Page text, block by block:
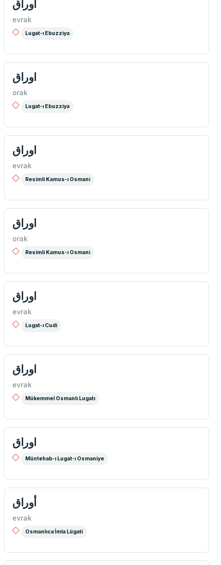
اوراق
evrak
Lugat-ı Ebuzziya
اوراق
orak
Lugat-ı Ebuzziya
اوراق
evrak
Resimli Kamus-ı Osmani
اوراق
orak
Resimli Kamus-ı Osmani
اوراق
evrak
Lugat-ı Cudi
اوراق
evrak
Mükemmel Osmanlı Lugatı
اوراق
Müntehab-ı Lugat-ı Osmaniye
أوراق
evrak
Osmanlıca İmla Lügati